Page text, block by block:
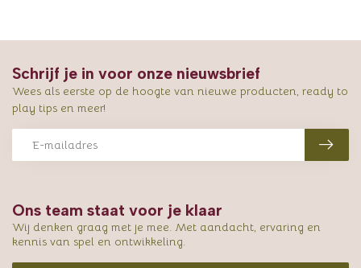
Ons team staat voor je klaar
Wij denken graag met je mee. Met aandacht, ervaring en
kennis van spel en ontwikkeling.
Schrijf je in voor onze nieuwsbrief
Wees als eerste op de hoogte van nieuwe producten, ready to
play tips en meer!